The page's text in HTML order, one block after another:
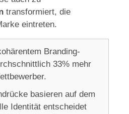
transformiert, die
eintreten.
Branding-
33% mehr
basieren auf dem
Identität entscheidet